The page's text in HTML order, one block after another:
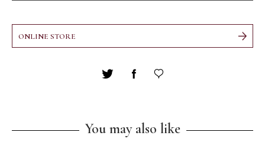
ONLINE STORE
You may also like